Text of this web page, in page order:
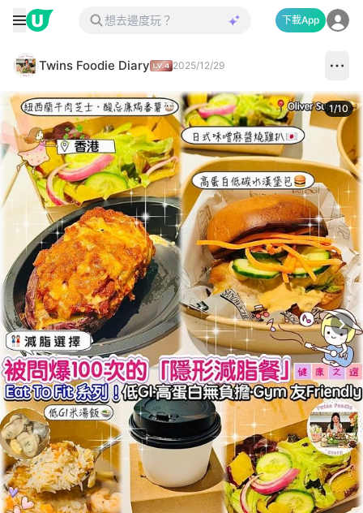
下載App
Twins Foodie Diary 2025/12/29
1/10